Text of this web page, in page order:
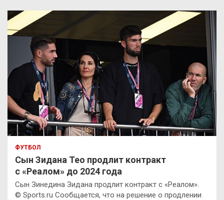
ФУТБОЛ
Сын Зидана Тео продлит контракт
с «Реалом» до 2024 года
Сын Зинедина Зидана продлит контракт с «Реалом».
© Sports.ru Сообщается, что на решение о продлении